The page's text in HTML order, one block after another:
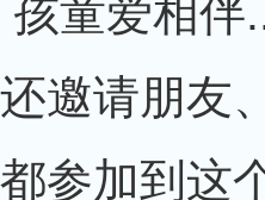
童爱相伴
邀请朋友
参加到这